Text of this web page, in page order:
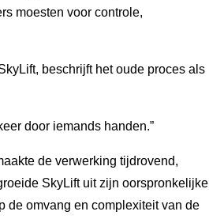
moesten voor controle,
beschrijft het oude proces als
door iemands handen.”
de verwerking tijdrovend,
SkyLift uit zijn oorspronkelijke
de omvang en complexiteit van de